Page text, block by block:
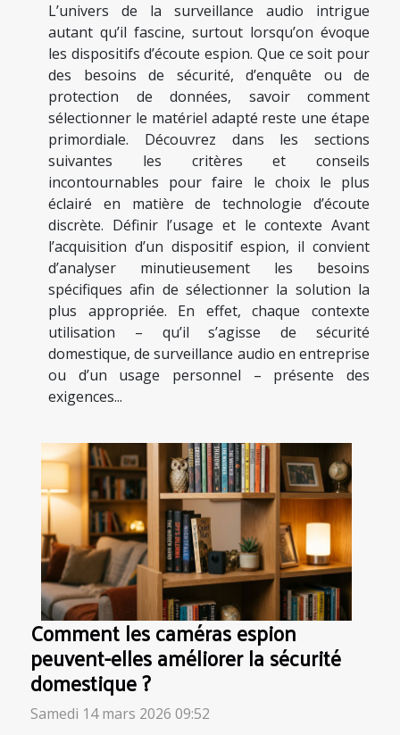
L’univers de la surveillance audio intrigue
autant qu’il fascine, surtout lorsqu’on évoque
les dispositifs d’écoute espion. Que ce soit pour
des besoins de sécurité, d’enquête ou de
protection de données, savoir comment
sélectionner le matériel adapté reste une étape
primordiale. Découvrez dans les sections
suivantes les critères et conseils
incontournables pour faire le choix le plus
éclairé en matière de technologie d’écoute
discrète. Définir l’usage et le contexte Avant
l’acquisition d’un dispositif espion, il convient
d’analyser minutieusement les besoins
spécifiques afin de sélectionner la solution la
plus appropriée. En effet, chaque contexte
utilisation – qu’il s’agisse de sécurité
domestique, de surveillance audio en entreprise
ou d’un usage personnel – présente des
exigences...
Comment les caméras espion
peuvent-elles améliorer la sécurité
domestique ?
Samedi 14 mars 2026 09:52